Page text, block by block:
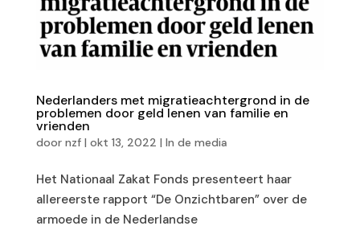
Nederlanders met migratieachtergrond in de
problemen door geld lenen van familie en
vrienden
door nzf| okt 13, 2022 | In de media
Het Nationaal Zakat Fonds presenteert haar
allereerste rapport “De Onzichtbaren” over de
armoede in de Nederlandse